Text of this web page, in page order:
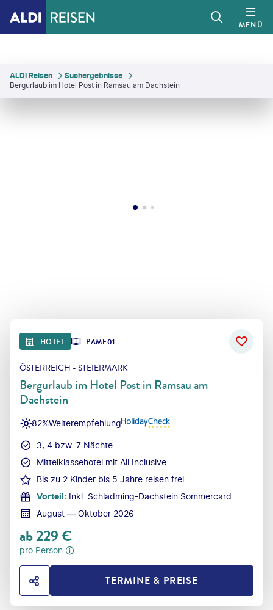
MENÜ
ALDI Reisen
Suchergebnisse
Bergurlaub im Hotel Post in Ramsau am Dachstein
HOTEL PAME01
ÖSTERREICH - STEIERMARK
Bergurlaub im Hotel Post in Ramsau am
Dachstein
Weiterempfehlung
82%
3, 4 bzw. 7 Nächte
Mittelklassehotel mit All Inclusive
Bis zu 2 Kinder bis 5 Jahre reisen frei
Vorteil: Inkl. Schladming-Dachstein Sommercard
August — Oktober 2026
ab229€
pro Person
HOTEL TEILENTERMINE & PREISE